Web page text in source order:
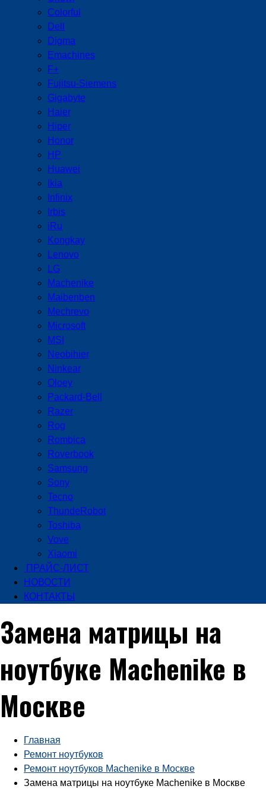
Colorful
Dell
Digma
Emachines
F+
Fujitsu-Siemens
Gigabyte
Haier
Hiper
Honor
HP
Huawei
Ikia
Infinix
Irbis
iRu
Kongkay
Lenovo
LG
Machenike
Maibenben
Mechrevo
Microsoft
MSI
Neobihier
Ninkear
Oloey
Packard-Bell
Razer
Rog
Rombica
Roverbook
Samsung
Sony
Tecno
ThundeRobot
Toshiba
Vove
Xiaomi
ПРАЙС-ЛИСТ
НОВОСТИ
КОНТАКТЫ
Замена матрицы на
ноутбуке Machenike в
Москве
Главная
Ремонт ноутбуков
Ремонт ноутбуков Machenike в Москве
Замена матрицы на ноутбуке Machenike в Москве